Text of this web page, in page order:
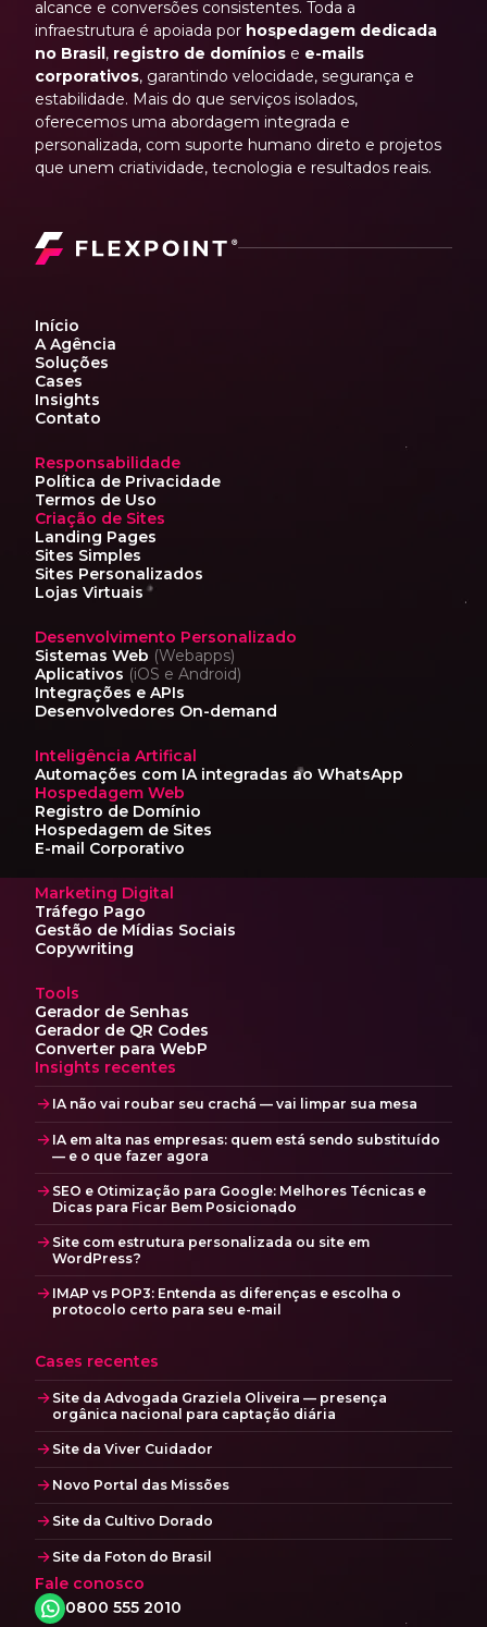
alcance e conversões consistentes. Toda a
infraestrutura é apoiada por hospedagem dedicada
no Brasil, registro de domínios e e-mails
corporativos, garantindo velocidade, segurança e
estabilidade. Mais do que serviços isolados,
oferecemos uma abordagem integrada e
personalizada, com suporte humano direto e projetos
que unem criatividade, tecnologia e resultados reais.
Início
A Agência
Soluções
Cases
Insights
Contato
Responsabilidade
Política de Privacidade
Termos de Uso
Criação de Sites
Landing Pages
Sites Simples
Sites Personalizados
Lojas Virtuais
Desenvolvimento Personalizado
Sistemas Web (Webapps)
Aplicativos (iOS e Android)
Integrações e APIs
Desenvolvedores On-demand
Inteligência Artifical
Automações com IAintegradas ao WhatsApp
Hospedagem Web
Registro de Domínio
Hospedagem de Sites
E-mail Corporativo
Marketing Digital
Tráfego Pago
Gestão de Mídias Sociais
Copywriting
Tools
Gerador de Senhas
Gerador de QR Codes
Converter para WebP
Insights recentes
IA não vai roubar seu crachá — vai limpar sua mesa
IA em alta nas empresas: quem está sendo substituído
— e o que fazer agora
SEO e Otimização para Google: Melhores Técnicas e
Dicas para Ficar Bem Posicionado
Site com estrutura personalizada ou site em
WordPress?
IMAP vs POP3: Entenda as diferenças e escolha o
protocolo certo para seu e-mail
Cases recentes
Site da Advogada Graziela Oliveira — presença
orgânica nacional para captação diária
Site da Viver Cuidador
Novo Portal das Missões
Site da Cultivo Dorado
Site da Foton do Brasil
Fale conosco
0800 555 2010